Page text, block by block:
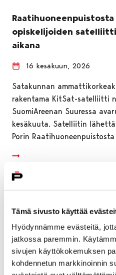
Tämä sivusto käyttää
Hyödynnämme evästeitä,
jatkossa paremmin.
sivujen käyttökokemuksen
kohdennetun markkinoinnin
Raatihuoneenpuistosta
opiskelijoiden satelliitti
aikana
16 kesäkuun, 2026
Satakunnan
rakentama KitSat-satelliitti
SuomiAreenan Suuressa
kesäkuuta. Satelliitin
Porin